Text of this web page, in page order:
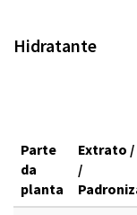
Hidratante
Parte
da
planta
Extrato /
/